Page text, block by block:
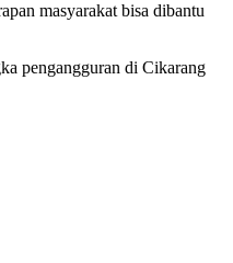
masyarakat bisa dibantu
pengangguran di Cikarang